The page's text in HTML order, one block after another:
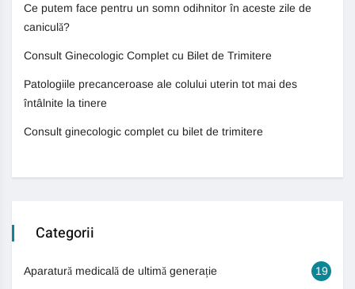
Ce putem face pentru un somn odihnitor în aceste zile de
caniculă?
Consult Ginecologic Complet cu Bilet de Trimitere
Patologiile precanceroase ale colului uterin tot mai des
întâlnite la tinere
Consult ginecologic complet cu bilet de trimitere
Categorii
Aparatură medicală de ultimă generație 19